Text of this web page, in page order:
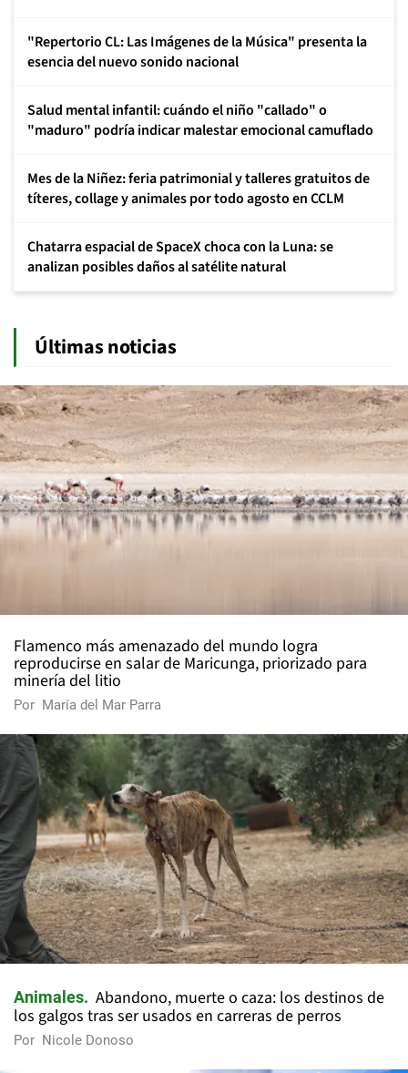
"Repertorio CL: Las Imágenes de la Música" presenta la
esencia del nuevo sonido nacional
Salud mental infantil: cuándo el niño "callado" o
"maduro" podría indicar malestar emocional camuflado
Mes de la Niñez: feria patrimonial y talleres gratuitos de
títeres, collage y animales por todo agosto en CCLM
Chatarra espacial de SpaceX choca con la Luna: se
analizan posibles daños al satélite natural
Últimas noticias
Flamenco más amenazado del mundo logra
reproducirse en salar de Maricunga, priorizado para
minería del litio
Por María del Mar Parra
Animales
Abandono, muerte o caza: los destinos de
los galgos tras ser usados en carreras de perros
Por Nicole Donoso